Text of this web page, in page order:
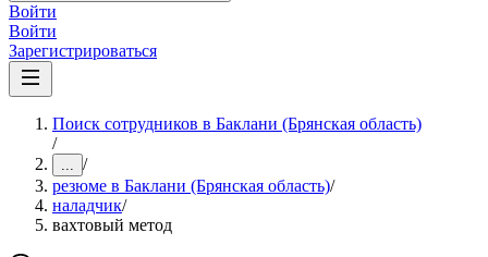
Войти
Войти
Зарегистрироваться
Поиск сотрудников в Баклани (Брянская область)
/
... /
резюме в Баклани (Брянская область)/
наладчик/
вахтовый метод